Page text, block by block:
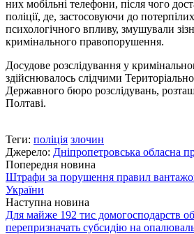
них мобільні телефони, після чого
поліції, де, застосовуючи до
психологічного впливу, змушували
кримінального правопорушення.
Досудове розслідування у
здійснювалось слідчими
Державного бюро розслідувань,
Полтаві.
Теги: поліція злочин
Джерело: Дніпропетровська обласна
Попередня новина
Штрафи за порушення правил
України
Наступна новина
Для майже 192 тис домогосподарств
перепризначать субсидію на